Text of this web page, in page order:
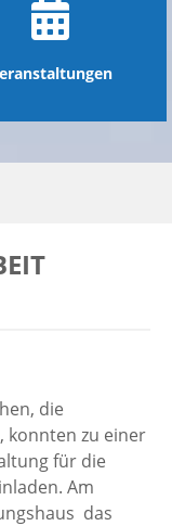
die
konnten zu einer
für die
Am
das